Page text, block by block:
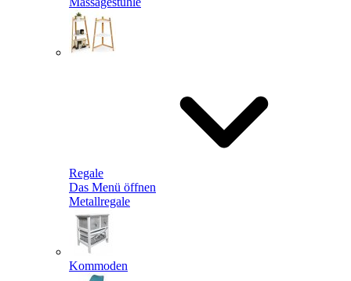
Regale
Das Menü öffnen
Metallregale
Kommoden